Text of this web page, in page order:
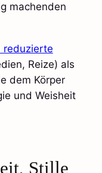
machenden
reduzierte
Reize) als
dem Körper
und Weisheit
Stille